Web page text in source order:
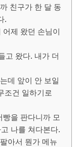
친구가 한 달 동
.
제 왔던 손님이
고 왔다. 내가 더
데 앞이 안 보일
조건 일하기로
을 판다니까 모
나를 쳐다본다.
아서 뭔가 메뉴